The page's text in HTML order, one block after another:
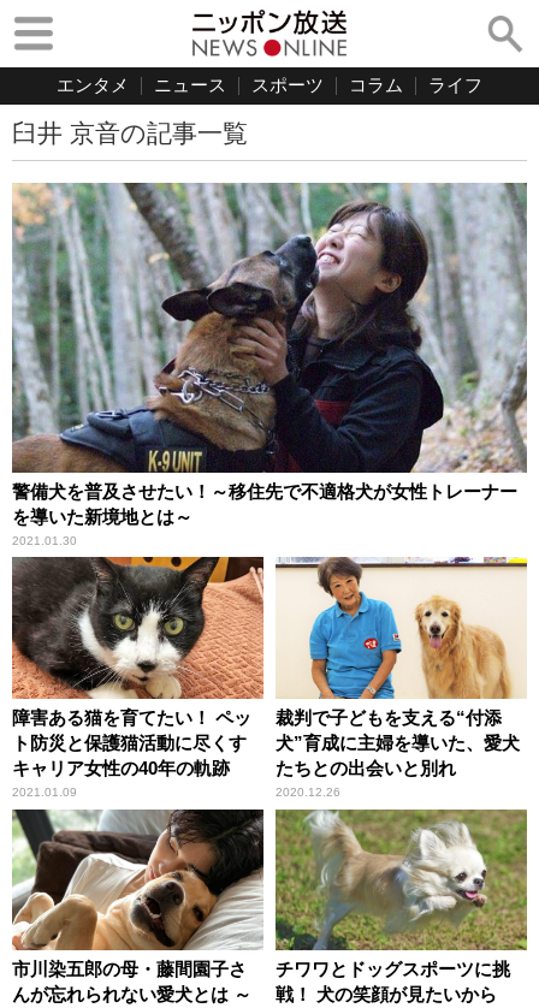
エンタメ ニュース スポーツ コラム ライフ
臼井 京音の記事一覧
警備犬を普及させたい！～移住先で不適格犬が女性トレーナー
を導いた新境地とは～
2021.01.30
障害ある猫を育てたい！ ペッ
ト防災と保護猫活動に尽くす
キャリア女性の40年の軌跡
2021.01.09
裁判で子どもを支える“付添
犬”育成に主婦を導いた、愛犬
たちとの出会いと別れ
2020.12.26
市川染五郎の母・藤間園子さ
んが忘れられない愛犬とは ～
チワワとドッグスポーツに挑
戦！ 犬の笑顔が見たいから